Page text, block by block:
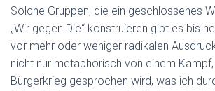
Solche Gruppen, die ein geschlossenes
„Wir gegen Die“ konstruieren gibt es bis
vor mehr oder weniger radikalen
nicht nur metaphorisch von einem
Bürgerkrieg gesprochen wird, was ich